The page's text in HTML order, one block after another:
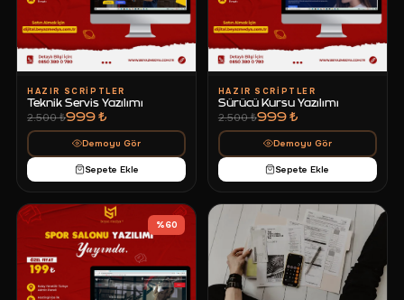
HAZIR SCRIPTLER
Teknik Servis Yazılımı
2.500 ₺999 ₺
Demoyu Gör
Sepete Ekle
HAZIR SCRIPTLER
Sürücü Kursu Yazılımı
2.500 ₺999 ₺
Demoyu Gör
Sepete Ekle
%60